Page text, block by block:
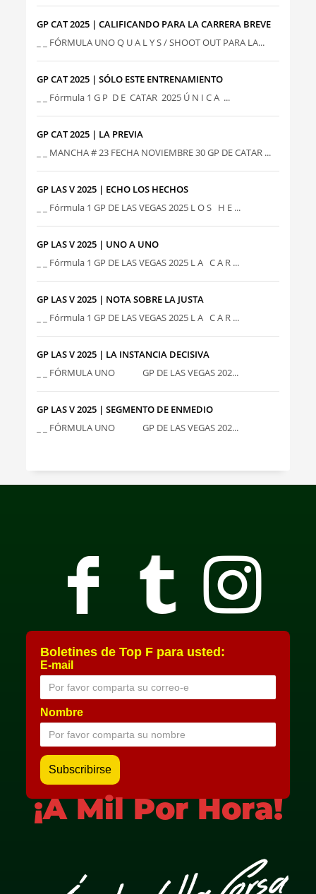
GP CAT 2025 | CALIFICANDO PARA LA CARRERA BREVE
_ _ FÓRMULA UNO Q U A L Y S / SHOOT OUT PARA LA...
GP CAT 2025 | SÓLO ESTE ENTRENAMIENTO
_ _ Fórmula 1 G P D E CATAR 2025 Ú N I C A ...
GP CAT 2025 | LA PREVIA
_ _ MANCHA # 23 FECHA NOVIEMBRE 30 GP DE CATAR ...
GP LAS V 2025 | ECHO LOS HECHOS
_ _ Fórmula 1 GP DE LAS VEGAS 2025 L O S H E ...
GP LAS V 2025 | UNO A UNO
_ _ Fórmula 1 GP DE LAS VEGAS 2025 L A C A R ...
GP LAS V 2025 | NOTA SOBRE LA JUSTA
_ _ Fórmula 1 GP DE LAS VEGAS 2025 L A C A R ...
GP LAS V 2025 | LA INSTANCIA DECISIVA
_ _ FÓRMULA UNO GP DE LAS VEGAS 202...
GP LAS V 2025 | SEGMENTO DE ENMEDIO
_ _ FÓRMULA UNO GP DE LAS VEGAS 202...
Boletines de Top F para usted:
E-mail
Nombre
¡A Mil Por Hora!